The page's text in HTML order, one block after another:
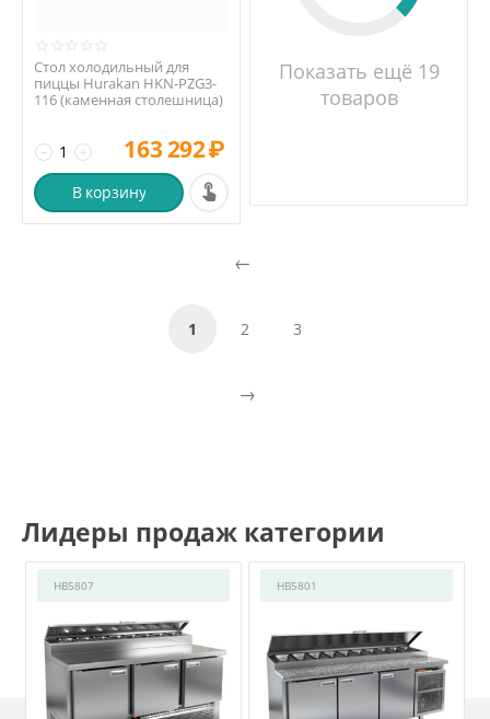
Стол холодильный для
пиццы Hurakan HKN-PZG3-
116 (каменная столешница)
+
− 163 292₽
В корзину
Показать ещё 19
товаров
1 2 3
Лидеры продаж категории
HB5807 HB5801